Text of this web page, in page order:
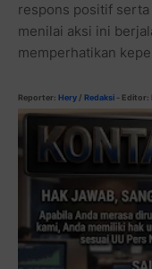
respons positif serta
menilai aksi ini
memperhatikan
Reporter: Hery / Redaksi - Editor: